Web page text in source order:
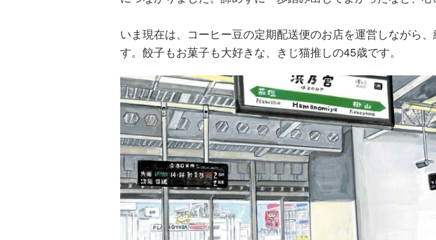
いま現在は、コーヒー豆の定期配送便のお店を運営しながら、
す。餃子もお菓子も大好きな、きじ猫推しの45歳です。